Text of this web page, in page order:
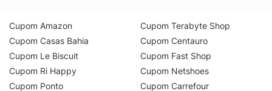
Cupom Amazon
Cupom Casas Bahia
Cupom Le Biscuit
Cupom Ri Happy
Cupom Ponto
Cupom Terabyte Shop
Cupom Centauro
Cupom Fast Shop
Cupom Netshoes
Cupom Carrefour